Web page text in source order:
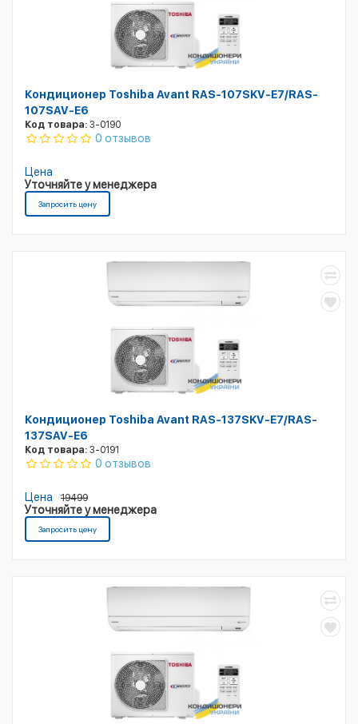
Кондиционер Toshiba Avant RAS-107SKV-E7/RAS-
107SAV-E6
Код товара: 3-0190
0 отзывов
Цена
Уточняйте у менеджера
Запросить цену
Кондиционер Toshiba Avant RAS-137SKV-E7/RAS-
137SAV-E6
Код товара: 3-0191
0 отзывов
Цена 19499
Уточняйте у менеджера
Запросить цену